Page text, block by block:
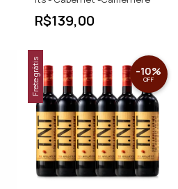
R$139,00
Frete grátis -10%
OFF